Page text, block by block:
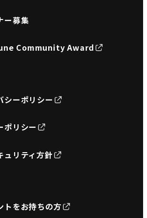
ー募集
Community Award
シーポリシー
ポリシー
ュリティ方針
トをお持ちの方